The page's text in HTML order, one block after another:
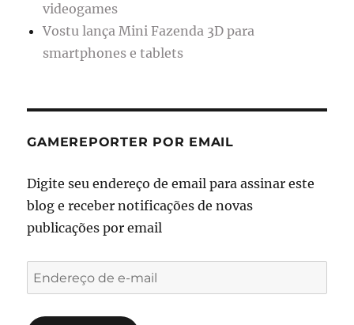
videogames
Vostu lança Mini Fazenda 3D para
smartphones e tablets
GAMEREPORTER POR EMAIL
Digite seu endereço de email para assinar este
blog e receber notificações de novas
publicações por email
Endereço
de
e-